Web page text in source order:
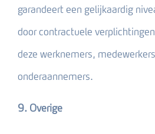
garandeert een gelijkaardig
door contractuele
deze werknemers,
onderaannemers.
9. Overige